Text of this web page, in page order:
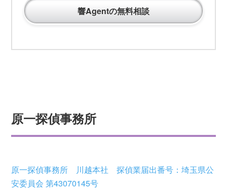
響Agentの無料相談
原一探偵事務所
原一探偵事務所 川越本社 探偵業届出番号：埼玉県公
安委員会 第43070145号